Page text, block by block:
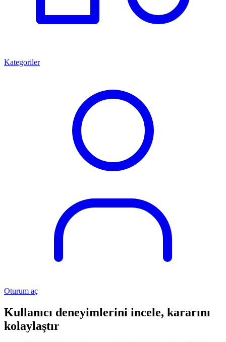
Kategoriler
Oturum aç
Kullanıcı deneyimlerini incele, kararını
kolaylaştır